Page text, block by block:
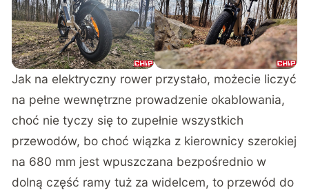
Jak na elektryczny rower przystało, możecie liczyć
na pełne wewnętrzne prowadzenie okablowania,
choć nie tyczy się to zupełnie wszystkich
przewodów, bo choć wiązka z kierownicy szerokiej
na 680 mm jest wpuszczana bezpośrednio w
dolną część ramy tuż za widelcem, to przewód do